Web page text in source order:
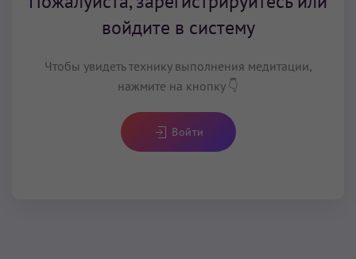
войдите в систему
Чтобы увидеть технику выполнения медитации,
нажмите на кнопку 👇
Войти